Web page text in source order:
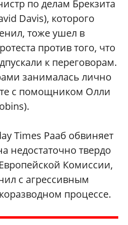
по делам Брекзита
Davis), которого
тоже ушел в
против того, что
к переговорам.
занималась лично
с помощником Олли
Times Рааб обвиняет
недостаточно твердо
Комиссии,
с агрессивным
процессе.